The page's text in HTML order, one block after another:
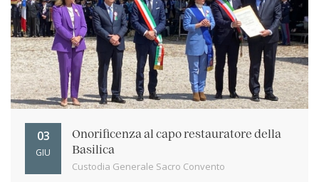
03
GIU
Onorificenza al capo restauratore della
Basilica
Custodia Generale Sacro Convento